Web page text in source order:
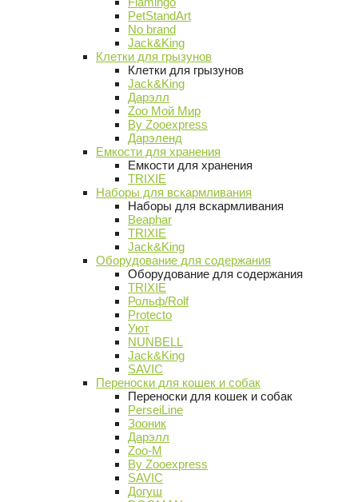
PetStandArt
No brand
Jack&King
Клетки для грызунов
Клетки для грызунов
Jack&King
Дарэлл
Zoo Мой Мир
By Zooexpress
Дарэленд
Емкости для хранения
Емкости для хранения
TRIXIE
Наборы для вскармливания
Наборы для вскармливания
Beaphar
TRIXIE
Jack&King
Оборудование для содержания
Оборудование для содержания
TRIXIE
Рольф/Rolf
Protecto
Уют
NUNBELL
Jack&King
SAVIC
Переноски для кошек и собак
Переноски для кошек и собак
PerseiLine
Зооник
Дарэлл
Zoo-M
By Zooexpress
SAVIC
Догуш